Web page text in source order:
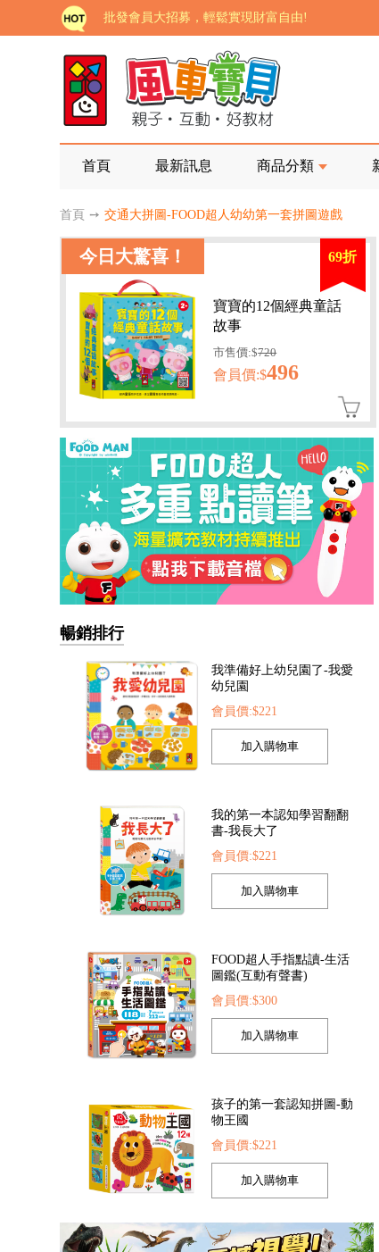
批發會員大招募，輕鬆實現財富自由!
如需更改或重開發票 需在訂單成立三天內通知客
老師您好!!幼教會員火熱招募中~
海外購物免煩惱！點我查看『海外購物流程說明』
家長樂了!「風車書版集團暨FOOD超人企業總部」
老師您好!!幼教會員火熱招募中~
海外購物免煩惱！點我查看『海外購物流程說明』
首頁 最新訊息 商品分類
首頁 ➙ 交通大拼圖-FOOD超人幼幼第一套拼圖遊戲
今日大驚喜！ 69折
寶寶的12個經典童話
故事
市售價:$720
會員價:$496
暢銷排行
我準備好上幼兒園了-我愛
幼兒園
會員價:$221
我的第一本認知學習翻翻
書-我長大了
會員價:$221
FOOD超人手指點讀-生活
圖鑑(互動有聲書)
會員價:$300
孩子的第一套認知拼圖-動
物王國
會員價:$221
FOOD超人繽紛泡泡槍
FOOD超人